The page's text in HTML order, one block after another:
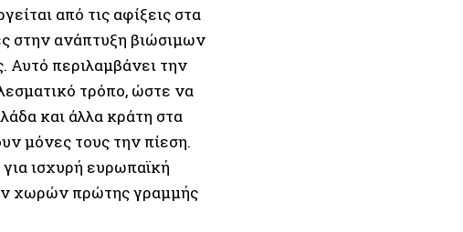
από τις αφίξεις στα
στην ανάπτυξη βιώσιμων
Αυτό περιλαμβάνει την
τρόπο, ώστε να
και άλλα κράτη στα
μόνες τους την πίεση.
ισχυρή ευρωπαϊκή
χωρών πρώτης γραμμής